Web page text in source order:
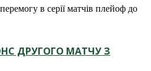
в серії матчів плейоф до
ДРУГОГО МАТЧУ З